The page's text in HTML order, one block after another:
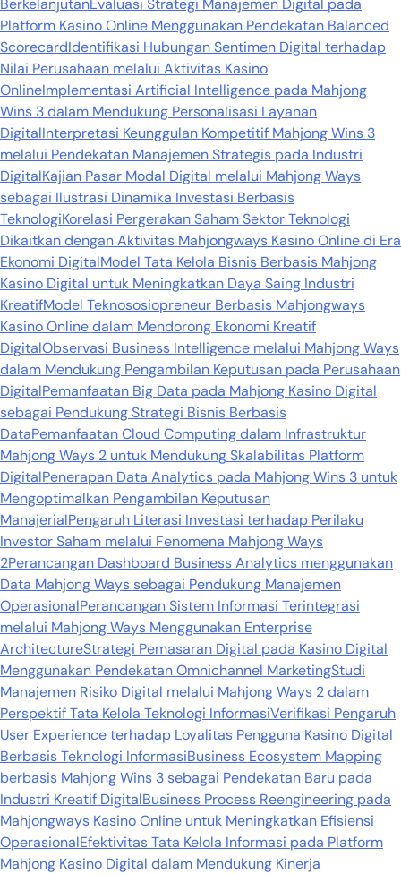
BerkelanjutanEvaluasi Strategi Manajemen Digital pada
Platform Kasino Online Menggunakan Pendekatan Balanced
ScorecardIdentifikasi Hubungan Sentimen Digital terhadap
Nilai Perusahaan melalui Aktivitas Kasino
OnlineImplementasi Artificial Intelligence pada Mahjong
Wins 3 dalam Mendukung Personalisasi Layanan
DigitalInterpretasi Keunggulan Kompetitif Mahjong Wins 3
melalui Pendekatan Manajemen Strategis pada Industri
DigitalKajian Pasar Modal Digital melalui Mahjong Ways
sebagai Ilustrasi Dinamika Investasi Berbasis
TeknologiKorelasi Pergerakan Saham Sektor Teknologi
Dikaitkan dengan Aktivitas Mahjongways Kasino Online di Era
Ekonomi DigitalModel Tata Kelola Bisnis Berbasis Mahjong
Kasino Digital untuk Meningkatkan Daya Saing Industri
KreatifModel Teknososiopreneur Berbasis Mahjongways
Kasino Online dalam Mendorong Ekonomi Kreatif
DigitalObservasi Business Intelligence melalui Mahjong Ways
dalam Mendukung Pengambilan Keputusan pada Perusahaan
DigitalPemanfaatan Big Data pada Mahjong Kasino Digital
sebagai Pendukung Strategi Bisnis Berbasis
DataPemanfaatan Cloud Computing dalam Infrastruktur
Mahjong Ways 2 untuk Mendukung Skalabilitas Platform
DigitalPenerapan Data Analytics pada Mahjong Wins 3 untuk
Mengoptimalkan Pengambilan Keputusan
ManajerialPengaruh Literasi Investasi terhadap Perilaku
Investor Saham melalui Fenomena Mahjong Ways
2Perancangan Dashboard Business Analytics menggunakan
Data Mahjong Ways sebagai Pendukung Manajemen
OperasionalPerancangan Sistem Informasi Terintegrasi
melalui Mahjong Ways Menggunakan Enterprise
ArchitectureStrategi Pemasaran Digital pada Kasino Digital
Menggunakan Pendekatan Omnichannel MarketingStudi
Manajemen Risiko Digital melalui Mahjong Ways 2 dalam
Perspektif Tata Kelola Teknologi InformasiVerifikasi Pengaruh
User Experience terhadap Loyalitas Pengguna Kasino Digital
Berbasis Teknologi InformasiBusiness Ecosystem Mapping
berbasis Mahjong Wins 3 sebagai Pendekatan Baru pada
Industri Kreatif DigitalBusiness Process Reengineering pada
Mahjongways Kasino Online untuk Meningkatkan Efisiensi
OperasionalEfektivitas Tata Kelola Informasi pada Platform
Mahjong Kasino Digital dalam Mendukung Kinerja